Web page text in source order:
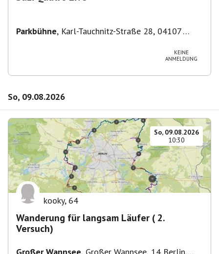
Parkbühne, Karl-Tauchnitz-Straße 28, 04107
KEINE
ANMELDUNG
So, 09.08.2026
So, 09.08.2026
10:30
kooky, 64
Wanderung für langsam Läufer ( 2.
Versuch)